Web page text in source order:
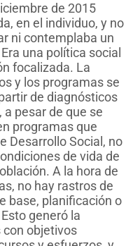
de 2015
en el individuo, y no
ni contemplaba un
una política social
focalizada. La
y los programas se
de diagnósticos
pesar de que se
programas que
Desarrollo Social, no
de vida de
A la hora de
no hay rastros de
base, planificación o
generó la
con objetivos